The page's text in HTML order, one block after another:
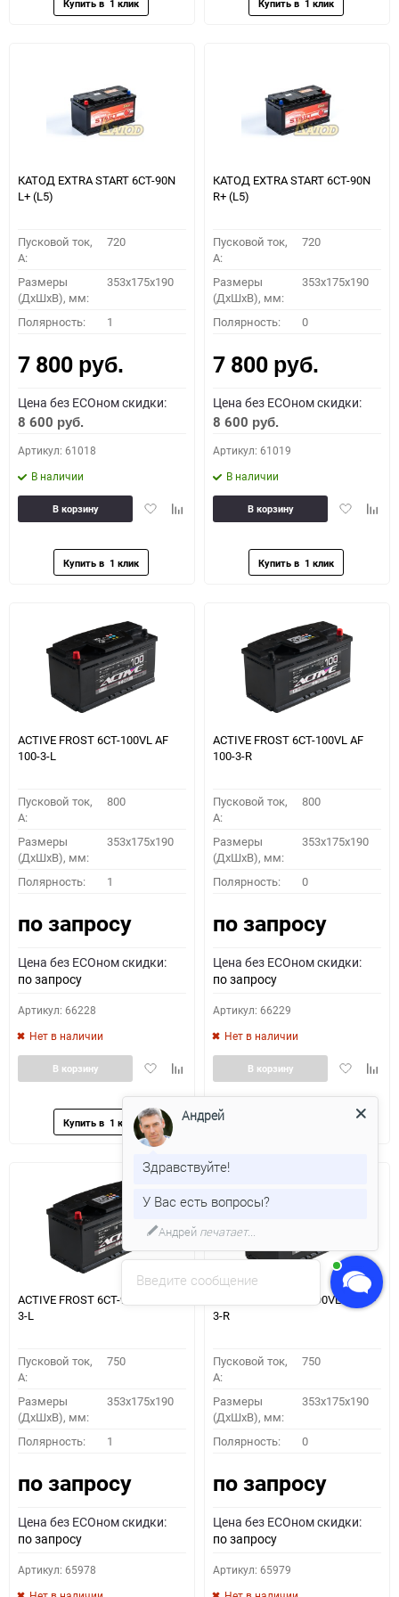
КАТОД EXTRA START 6СТ-90N
L+ (L5)
Пусковой ток,
A:
720
Размеры
(ДхШхВ), мм:
353x175x190
Полярность: 1
7 800 руб.
Цена без ECOном скидки:
8 600 руб.
Артикул: 61018
В наличии
ДобавитьДобавить
В корзину
КАТОД EXTRA START 6СТ-90N
R+ (L5)
Пусковой ток,
A:
720
Размеры
(ДхШхВ), мм:
353x175x190
Полярность: 0
7 800 руб.
Цена без ECOном скидки:
8 600 руб.
Артикул: 61019
В наличии
Добавить
В корзину
ACTIVE FROST 6СТ-100VL АF
100-3-L
Пусковой ток,
A:
800
Размеры
(ДхШхВ), мм:
353x175x190
Полярность: 1
по запросу
Цена без ECOном скидки:
по запросу
Артикул: 66228
Нет в наличии
Добавить
избранное
Добавить
сравнению
В корзину
ACTIVE FROST 6СТ-100VL АF
100-3-R
Пусковой ток,
A:
800
Размеры
(ДхШхВ), мм:
353x175x190
Полярность: 0
по запросу
Цена без ECOном скидки:
по запросу
Артикул: 66229
Нет в наличии
Добавить
избранное
В корзину
ACTIVE FROST 6СТ-90VL АF 90-
3-L
Пусковой ток,
A:
750
Размеры
(ДхШхВ), мм:
353x175x190
Полярность: 1
по запросу
Цена без ECOном скидки:
по запросу
Артикул: 65978
ACTIVE FROST 6СТ-90VL АF 90-
3-R
Пусковой ток,
A:
750
Размеры
(ДхШхВ), мм:
353x175x190
Полярность: 0
по запросу
Цена без ECOном скидки:
по запросу
Артикул: 65979
Введите сообщение
Андрей
Здравствуйте!
У Вас есть вопросы?
Андрей печатает...